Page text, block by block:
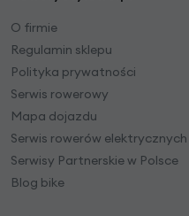
O firmie
Regulamin sklepu
Polityka prywatności
Serwis rowerowy
Mapa dojazdu
Serwis rowerów elektrycznych
Serwisy Partnerskie w Polsce
Blog bike